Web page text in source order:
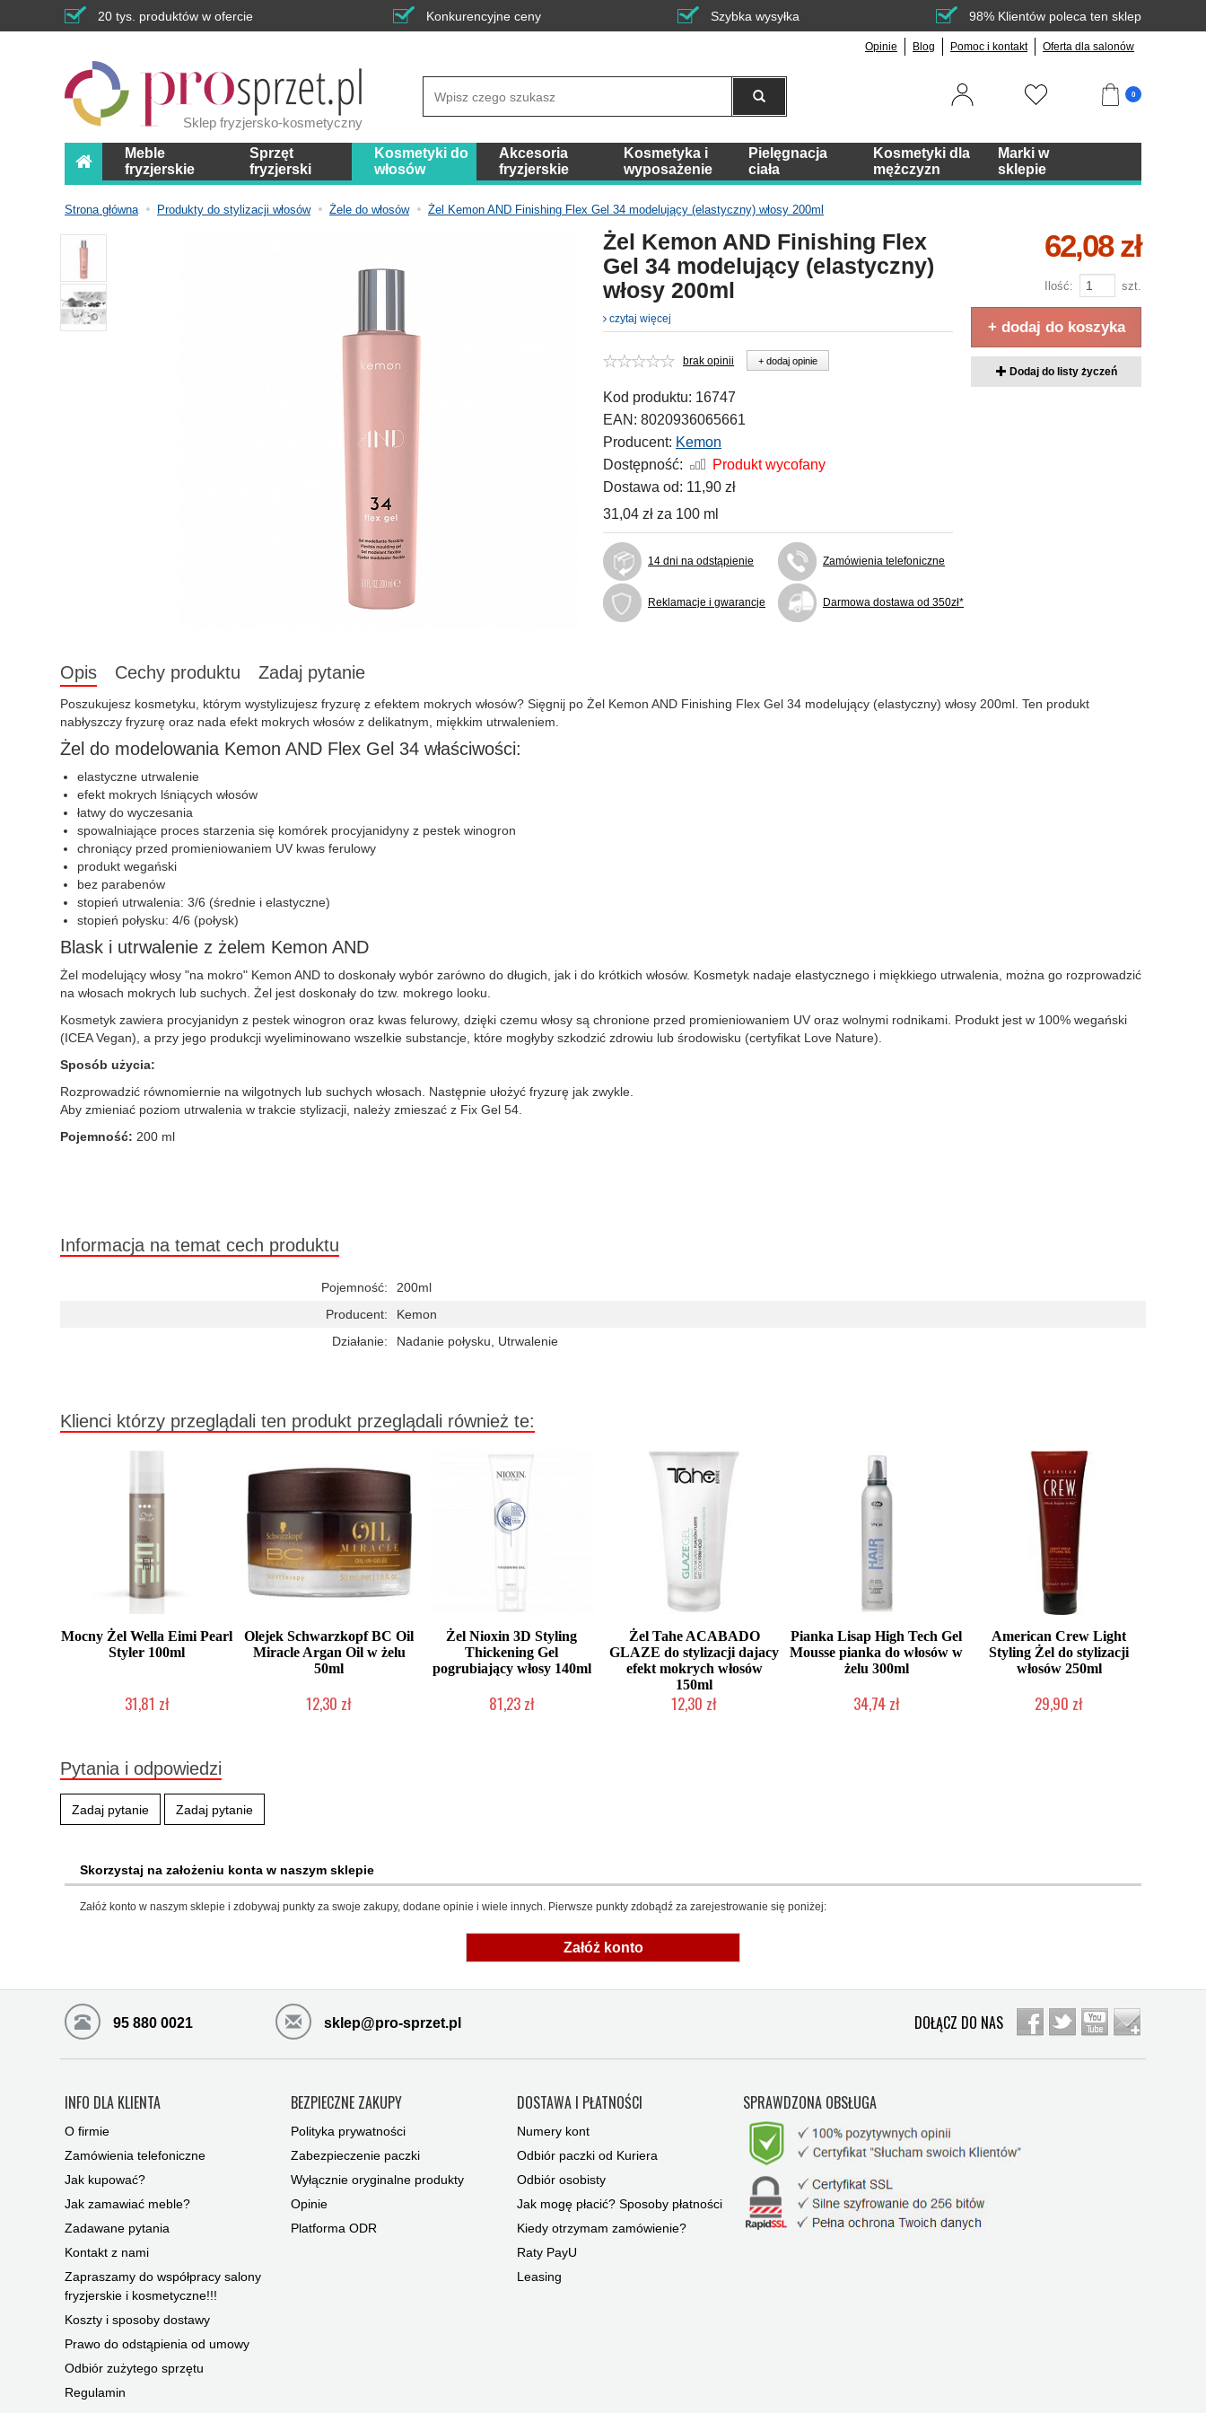
20 tys. produktów w ofercie Konkurencyjne ceny Szybka wysyłka 98% Klientów poleca ten sklep
Opinie Blog Pomoc i kontakt Oferta dla salonów
Sklep fryzjersko-kosmetyczny
0
Meble
fryzjerskie
Sprzęt
fryzjerski
Kosmetyki do
włosów
Akcesoria
fryzjerskie
Kosmetyka i
wyposażenie
Pielęgnacja
ciała
Kosmetyki dla
mężczyzn
Marki w
sklepie
Strona główna Produkty do stylizacji włosów Żele do włosów Żel Kemon AND Finishing Flex Gel 34 modelujący (elastyczny) włosy 200ml
Żel Kemon AND Finishing Flex
Gel 34 modelujący (elastyczny)
włosy 200ml
czytaj więcej
brak opinii + dodaj opinie
Kod produktu: 16747
EAN: 8020936065661
Producent: Kemon
Dostępność:
Produkt wycofany
Dostawa od: 11,90 zł
31,04 zł za 100 ml
14 dni na odstąpienie Zamówienia telefoniczne
Reklamacje i gwarancje Darmowa dostawa od 350zł*
62,08 zł
Ilość: szt.
+ dodaj do koszyka
Dodaj do listy życzeń
Opis Cechy produktu Zadaj pytanie
Poszukujesz kosmetyku, którym wystylizujesz fryzurę z efektem mokrych włosów? Sięgnij po Żel Kemon AND Finishing Flex Gel 34 modelujący (elastyczny) włosy 200ml. Ten produkt
nabłyszczy fryzurę oraz nada efekt mokrych włosów z delikatnym, miękkim utrwaleniem.
Żel do modelowania Kemon AND Flex Gel 34 właściwości:
elastyczne utrwalenie
efekt mokrych lśniących włosów
łatwy do wyczesania
spowalniające proces starzenia się komórek procyjanidyny z pestek winogron
chroniący przed promieniowaniem UV kwas ferulowy
produkt wegański
bez parabenów
stopień utrwalenia: 3/6 (średnie i elastyczne)
stopień połysku: 4/6 (połysk)
Blask i utrwalenie z żelem Kemon AND
Żel modelujący włosy "na mokro" Kemon AND to doskonały wybór zarówno do długich, jak i do krótkich włosów. Kosmetyk nadaje elastycznego i miękkiego utrwalenia, można go rozprowadzić
na włosach mokrych lub suchych. Żel jest doskonały do tzw. mokrego looku.
Kosmetyk zawiera procyjanidyn z pestek winogron oraz kwas felurowy, dzięki czemu włosy są chronione przed promieniowaniem UV oraz wolnymi rodnikami. Produkt jest w 100% wegański
(ICEA Vegan), a przy jego produkcji wyeliminowano wszelkie substancje, które mogłyby szkodzić zdrowiu lub środowisku (certyfikat Love Nature).
Sposób użycia:
Rozprowadzić równomiernie na wilgotnych lub suchych włosach. Następnie ułożyć fryzurę jak zwykle.
Aby zmieniać poziom utrwalenia w trakcie stylizacji, należy zmieszać z Fix Gel 54.
Pojemność: 200 ml
Informacja na temat cech produktu
Pojemność:
200ml
Producent:
Kemon
Działanie:
Nadanie połysku, Utrwalenie
Klienci którzy przeglądali ten produkt przeglądali również te:
Mocny Żel Wella Eimi Pearl
Styler 100ml
31,81 zł
Olejek Schwarzkopf BC Oil
Miracle Argan Oil w żelu
50ml
12,30 zł
Żel Nioxin 3D Styling
Thickening Gel
pogrubiający włosy 140ml
81,23 zł
Żel Tahe ACABADO
GLAZE do stylizacji dajacy
efekt mokrych włosów
150ml
12,30 zł
Pianka Lisap High Tech Gel
Mousse pianka do włosów w
żelu 300ml
34,74 zł
American Crew Light
Styling Żel do stylizacji
włosów 250ml
29,90 zł
Pytania i odpowiedzi
Zadaj pytanie Zadaj pytanie
Skorzystaj na założeniu konta w naszym sklepie
Załóż konto w naszym sklepie i zdobywaj punkty za swoje zakupy, dodane opinie i wiele innych. Pierwsze punkty zdobądź za zarejestrowanie się poniżej:
Załóż konto
95 880 0021 sklep@pro-sprzet.pl DOŁĄCZ DO NAS
INFO DLA KLIENTA
O firmie
Zamówienia telefoniczne
Jak kupować?
Jak zamawiać meble?
Zadawane pytania
Kontakt z nami
Zapraszamy do współpracy salony
fryzjerskie i kosmetyczne!!!
Koszty i sposoby dostawy
Prawo do odstąpienia od umowy
Odbiór zużytego sprzętu
Regulamin
BEZPIECZNE ZAKUPY
Polityka prywatności
Zabezpieczenie paczki
Wyłącznie oryginalne produkty
Opinie
Platforma ODR
DOSTAWA I PŁATNOŚCI
Numery kont
Odbiór paczki od Kuriera
Odbiór osobisty
Jak mogę płacić? Sposoby płatności
Kiedy otrzymam zamówienie?
Raty PayU
Leasing
SPRAWDZONA OBSŁUGA